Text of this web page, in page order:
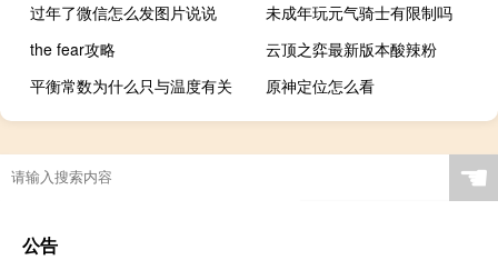
过年了微信怎么发图片说说
未成年玩元气骑士有限制吗
the fear攻略
云顶之弈最新版本酸辣粉
平衡常数为什么只与温度有关
原神定位怎么看
☚
公告